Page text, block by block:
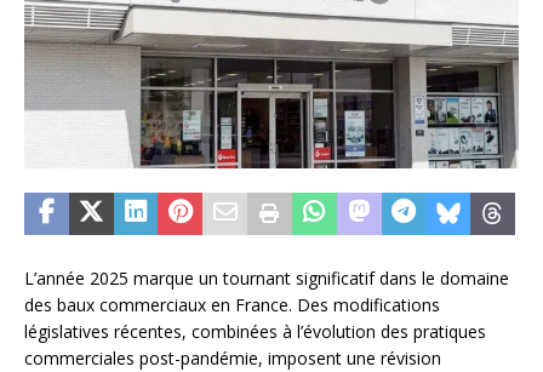
L’année 2025 marque un tournant significatif dans le domaine
des baux commerciaux en France. Des modifications
législatives récentes, combinées à l’évolution des pratiques
commerciales post-pandémie, imposent une révision